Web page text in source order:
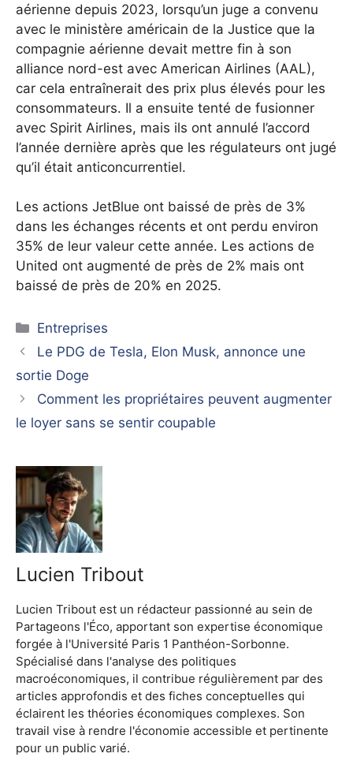
aérienne depuis 2023, lorsqu’un juge a convenu
avec le ministère américain de la Justice que la
compagnie aérienne devait mettre fin à son
alliance nord-est avec American Airlines (AAL),
car cela entraînerait des prix plus élevés pour les
consommateurs. Il a ensuite tenté de fusionner
avec Spirit Airlines, mais ils ont annulé l’accord
l’année dernière après que les régulateurs ont jugé
qu’il était anticoncurrentiel.
Les actions JetBlue ont baissé de près de 3%
dans les échanges récents et ont perdu environ
35% de leur valeur cette année. Les actions de
United ont augmenté de près de 2% mais ont
baissé de près de 20% en 2025.
Catégories
Entreprises
Le PDG de Tesla, Elon Musk, annonce une
sortie Doge
Comment les propriétaires peuvent augmenter
le loyer sans se sentir coupable
Lucien Tribout
Lucien Tribout est un rédacteur passionné au sein de
Partageons l'Éco, apportant son expertise économique
forgée à l'Université Paris 1 Panthéon-Sorbonne.
Spécialisé dans l'analyse des politiques
macroéconomiques, il contribue régulièrement par des
articles approfondis et des fiches conceptuelles qui
éclairent les théories économiques complexes. Son
travail vise à rendre l'économie accessible et pertinente
pour un public varié.